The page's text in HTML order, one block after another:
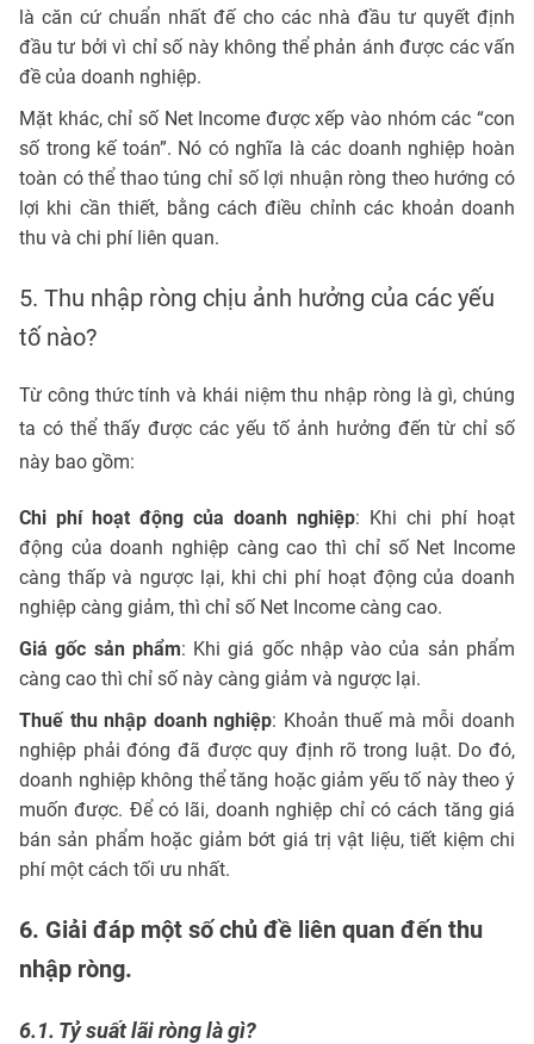
là căn cứ chuẩn nhất đế cho các nhà đầu tư quyết định
đầu tư bởi vì chỉ số này không thể phản ánh được các vấn
đề của doanh nghiệp.
Mặt khác, chỉ số Net Income được xếp vào nhóm các “con
số trong kế toán”. Nó có nghĩa là các doanh nghiệp hoàn
toàn có thể thao túng chỉ số lợi nhuận ròng theo hướng có
lợi khi cần thiết, bằng cách điều chỉnh các khoản doanh
thu và chi phí liên quan.
5. Thu nhập ròng chịu ảnh hưởng của các yếu
tố nào?
Từ công thức tính và khái niệm thu nhập ròng là gì, chúng
ta có thể thấy được các yếu tố ảnh hưởng đến từ chỉ số
này bao gồm:
Chi phí hoạt động của doanh nghiệp: Khi chi phí hoạt
động của doanh nghiệp càng cao thì chỉ số Net Income
càng thấp và ngược lại, khi chi phí hoạt động của doanh
nghiệp càng giảm, thì chỉ số Net Income càng cao.
Giá gốc sản phẩm: Khi giá gốc nhập vào của sản phẩm
càng cao thì chỉ số này càng giảm và ngược lại.
Thuế thu nhập doanh nghiệp: Khoản thuế mà mỗi doanh
nghiệp phải đóng đã được quy định rõ trong luật. Do đó,
doanh nghiệp không thể tăng hoặc giảm yếu tố này theo ý
muốn được. Để có lãi, doanh nghiệp chỉ có cách tăng giá
bán sản phẩm hoặc giảm bớt giá trị vật liệu, tiết kiệm chi
phí một cách tối ưu nhất.
6. Giải đáp một số chủ đề liên quan đến thu
nhập ròng.
6.1. Tỷ suất lãi ròng là gì?